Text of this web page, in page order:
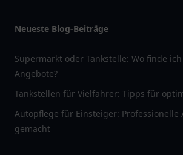
Neueste Blog-Beiträge
Supermarkt oder Tankstelle: Wo finde
Angebote?
Tankstellen für Vielfahrer: Tipps für
Autopflege für Einsteiger: Professionelle
gemacht